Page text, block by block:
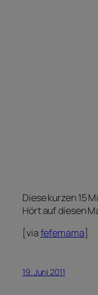
Diese kurzen 15
Hört auf diesen
[viafefemama]
19. Juni 2011